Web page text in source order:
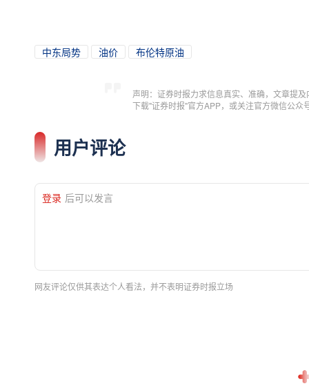
中东局势 油价 布伦特原油
声明：证券时报力求信息真实、准确，文章提
下载"证券时报"官方APP，或关注官方微信公
用户评论
登录 后可以发言
网友评论仅供其表达个人看法，并不表明证券时报立场